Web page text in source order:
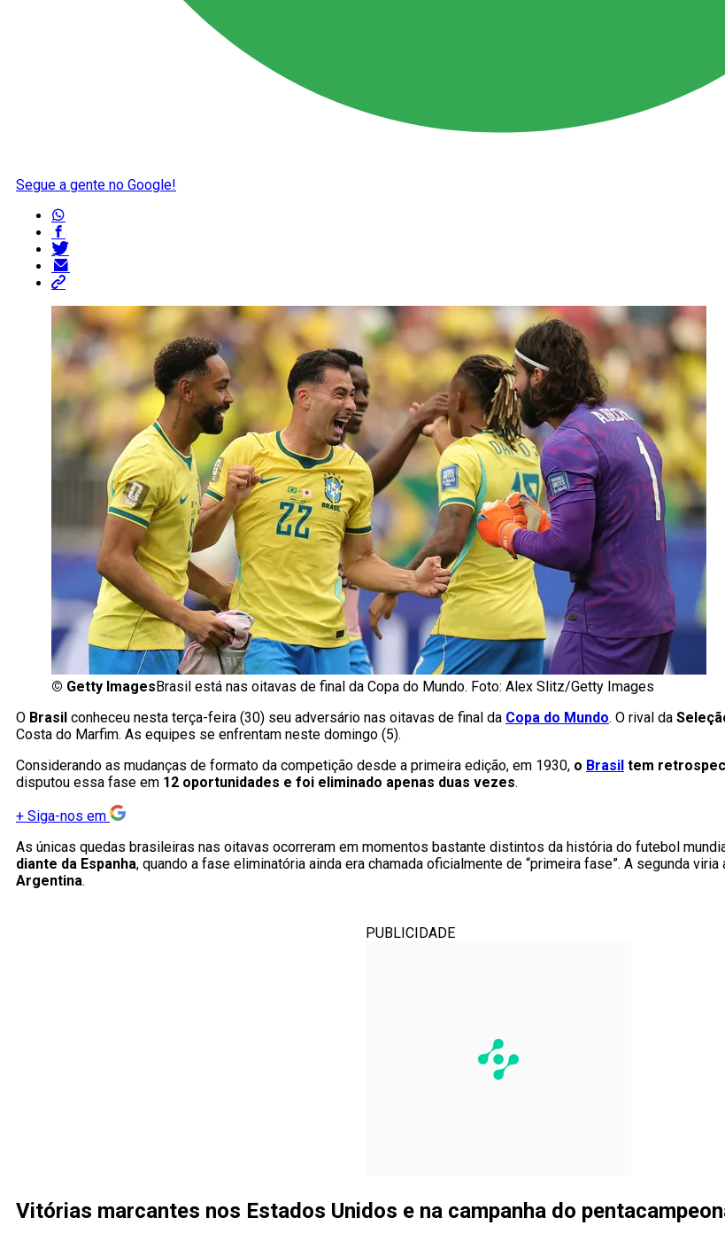
Segue a gente no Google!
© Getty Images Brasil está nas oitavas de final da Copa do Mundo. Foto: Alex Slitz/Getty Images
O Brasil conheceu nesta terça-feira (30) seu adversário nas oitavas de final da Copa do Mundo. O rival da
Costa do Marfim. As equipes se enfrentam neste domingo (5).
Considerando as mudanças de formato da competição desde a primeira edição, em 1930, o Brasil tem
disputou essa fase em 12 oportunidades e foi eliminado apenas duas vezes.
+ Siga-nos em
As únicas quedas brasileiras nas oitavas ocorreram em momentos bastante distintos da história do futebol
diante da Espanha, quando a fase eliminatória ainda era chamada oficialmente de “primeira fase”. A segunda
Argentina.
PUBLICIDADE
Vitórias marcantes nos Estados Unidos e na campanha do